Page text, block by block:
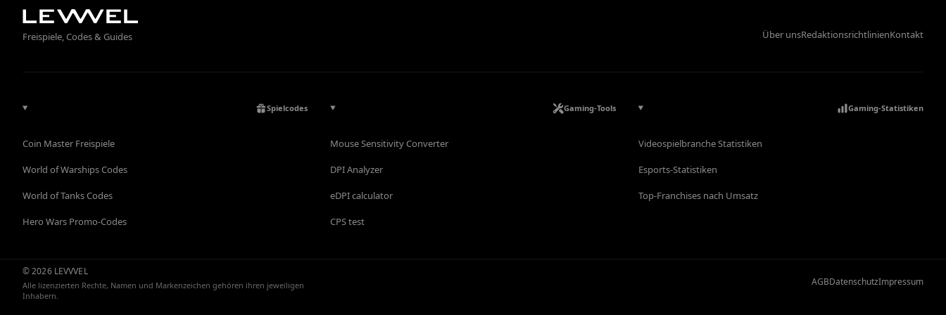
Freispiele, Codes & Guides Über unsRedaktionsrichtlinienKontakt
Spielcodes
Coin Master Freispiele
World of Warships Codes
World of Tanks Codes
Hero Wars Promo-Codes
Gaming-Tools
Mouse Sensitivity Converter
DPI Analyzer
eDPI calculator
CPS test
Gaming-Statistiken
Videospielbranche Statistiken
Esports-Statistiken
Top-Franchises nach Umsatz
© 2026 LEVVVEL
Alle lizenzierten Rechte, Namen und Markenzeichen gehören ihren jeweiligen
Inhabern.
AGBDatenschutzImpressum